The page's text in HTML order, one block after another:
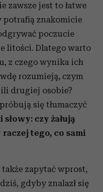
zawsze jest to łatwe
potrafią znakomicie
poczucie
litości. Dlatego warto
z czego wynika ich
rozumieją, czym
drugiej osobie?
się tłumaczyć
słowy: czy żałują
tego, co sami
także zapytać wprost,
gdyby znalazł się